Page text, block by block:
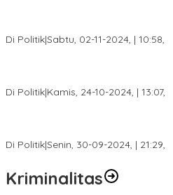
Di Politik|Sabtu, 02-11-2024, | 10:58,
Di Politik|Kamis, 24-10-2024, | 13:07,
Di Politik|Senin, 30-09-2024, | 21:29,
Kriminalitas